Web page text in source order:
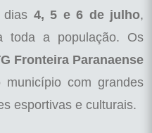
dias 4, 5 e 6 de julho,
toda a população. Os
Fronteira Paranaense
com grandes
esportivas e culturais.